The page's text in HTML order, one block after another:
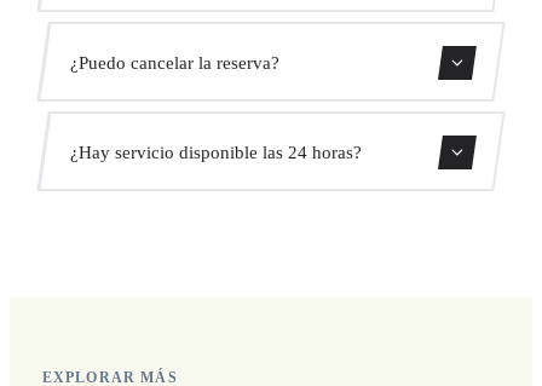
conductor ajustará automáticamente la hora de recogida
sin coste adicional.
¿Puedo cancelar la reserva?
recogida.
¿Hay servicio disponible las 24 horas?
EXPLORAR MÁS